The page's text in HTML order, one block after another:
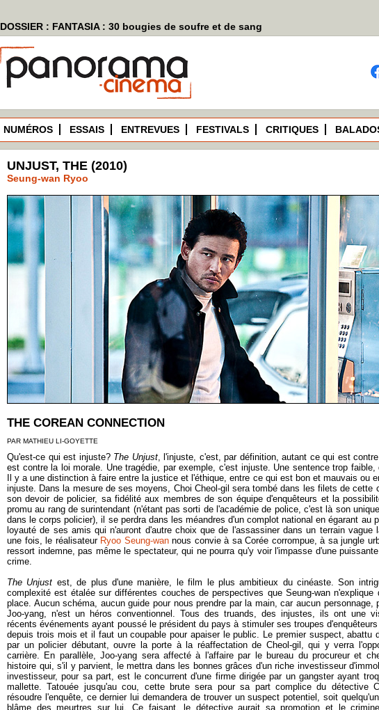
DOSSIER : FANTASIA : 30 bougies de soufre et de sang
NUMÉROS ESSAIS ENTREVUES FESTIVALS CRITIQUES
UNJUST, THE (2010)
Seung-wan Ryoo
THE COREAN CONNECTION
PAR MATHIEU LI-GOYETTE
Qu'est-ce qui est injuste? The Unjust, l'injuste, c'est, par définition, autant ce qui est
est contre la loi morale. Une tragédie, par exemple, c'est injuste. Une sentence trop
Il y a une distinction à faire entre la justice et l'éthique, entre ce qui est bon et mauvais ou
injuste. Dans la mesure de ses moyens, Choi Cheol-gil sera tombé dans les filets de cette
son devoir de policier, sa fidélité aux membres de son équipe d'enquêteurs et la
promu au rang de surintendant (n'étant pas sorti de l'académie de police, c'est là son
dans le corps policier), il se perdra dans les méandres d'un complot national en égarant au
loyauté de ses amis qui n'auront d'autre choix que de l'assassiner dans un terrain vague
une fois, le réalisateur Ryoo Seung-wannous convie à sa Corée corrompue, à sa jungle
ressort indemne, pas même le spectateur, qui ne pourra qu'y voir l'impasse d'une
crime.
The Unjust est, de plus d'une manière, le film le plus ambitieux du cinéaste. Son
complexité est étalée sur différentes couches de perspectives que Seung-wan
place. Aucun schéma, aucun guide pour nous prendre par la main, car aucun personnage,
Joo-yang, n'est un héros conventionnel. Tous des truands, des injustes, ils ont une
récents événements ayant poussé le président du pays à stimuler ses troupes
depuis trois mois et il faut un coupable pour apaiser le public. Le premier suspect, abattu
par un policier débutant, ouvre la porte à la réaffectation de Cheol-gil, qui y verra
carrière. En parallèle, Joo-yang sera affecté à l'affaire par le bureau du procureur et
histoire qui, s'il y parvient, le mettra dans les bonnes grâces d'un riche investisseur
investisseur, pour sa part, est le concurrent d'une firme dirigée par un gangster ayant
mallette. Tatouée jusqu'au cou, cette brute sera pour sa part complice du détective
résoudre l'enquête, ce dernier lui demandera de trouver un suspect potentiel, soit
blâme des meurtres sur lui. Ce faisant, le détective aurait sa promotion et le